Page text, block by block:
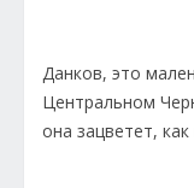
Данков, это
Центральном
она зацветет,